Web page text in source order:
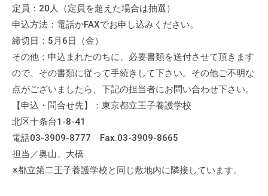
っ
て
い
ま
す
。
場
北
と
ぴ
定員：20人（定員を超えた場合は抽選）
申込方法：電話かFAXでお申し込みください。
締切日：5月6日（金）
その他：申込まれたのちに、必要書類を送付させて頂きます
ので、その書類に従って手続きして下さい。その他ご不明な
点がございましたら、下記の担当者にお問い合わせ下さい。
【申込・問合せ先】：東京都立王子養護学校
北区十条台1-8-41
電話03-3909-8777 Fax.03-3909-8665
担当／奥山、大橋
※都立第二王子養護学校と同じ敷地内に隣接しています。